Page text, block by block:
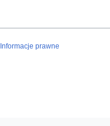
Informacje prawne